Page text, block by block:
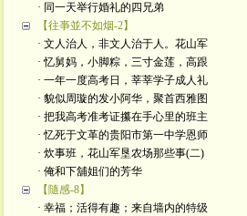
· 同一天举行婚礼的四兄弟
【往亊並不如烟-2】
· 文人治人，非文人治于人。花山军
· 忆舅妈，小脚粽，三寸金莲，高跟
· 一年一度高考日，莘莘学子成人礼
· 貌似周璇的发小阿华，聚首西雅图
· 把我高考准考证攥在手心里的班主
· 忆死于文革的贵阳市第一中学恩师
· 炊事班，花山军垦农场那些事(二)
· 俺和下舖姐们的芳华
【隨感-8】
· 幸福；活得有趣；来自墙内的特级